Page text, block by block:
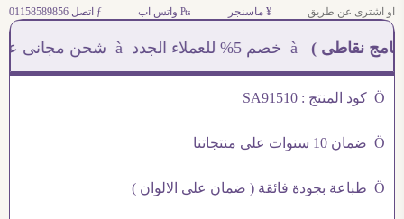
او اشترى عن طريق ¥ ماسنجر ₧ واتس اب ƒ اتصل 01158589856
نقاطى )à خصم 5% للعملاء الجدد à شحن مجانى عند الشراء ب 4000 جنيه à
Ö كود المنتج : SA91510
Ö ضمان 10 سنوات على منتجاتنا
Ö طباعة بجودة فائقة ( ضمان على الالوان )